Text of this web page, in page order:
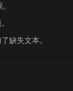
缺失文本。